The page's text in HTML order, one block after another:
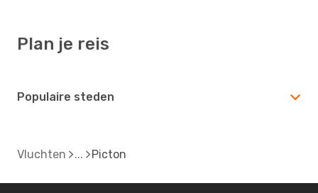
Plan je reis
Populaire steden
Vluchten Picton